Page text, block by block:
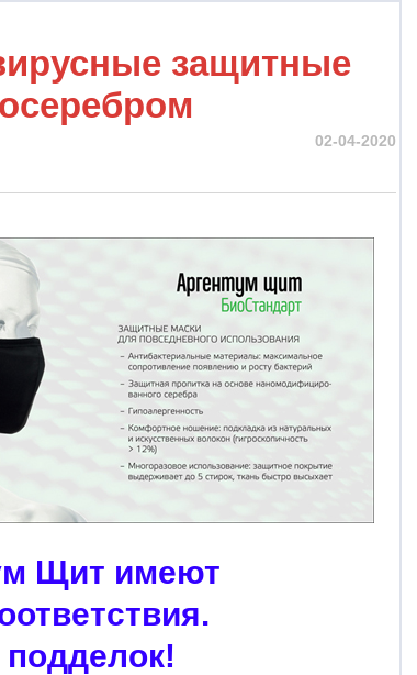
защитные
02-04-2020
Щит имеют